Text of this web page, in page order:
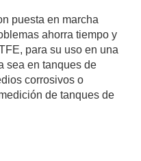
puesta en marcha
ahorra tiempo y
para su uso en una
sea en tanques de
corrosivos o
de tanques de